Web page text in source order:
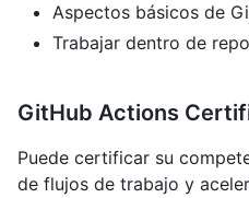
Aspectos básicos de
Trabajar dentro de
GitHub Actions
Puede certificar su
de flujos de trabajo y